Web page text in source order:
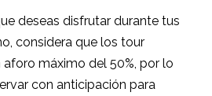
deseas disfrutar durante tus
considera que los tour
máximo del 50%, por lo
con anticipación para